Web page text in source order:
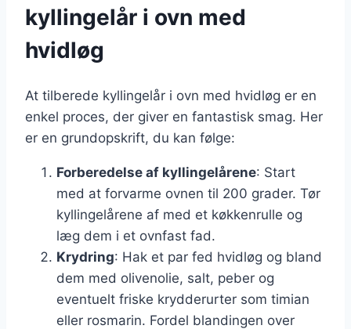
kyllingelår i ovn med
hvidløg
At tilberede kyllingelår i ovn med hvidløg er en
enkel proces, der giver en fantastisk smag. Her
er en grundopskrift, du kan følge:
Forberedelse af kyllingelårene: Start
med at forvarme ovnen til 200 grader. Tør
kyllingelårene af med et køkkenrulle og
læg dem i et ovnfast fad.
Krydring: Hak et par fed hvidløg og bland
dem med olivenolie, salt, peber og
eventuelt friske krydderurter som timian
eller rosmarin. Fordel blandingen over